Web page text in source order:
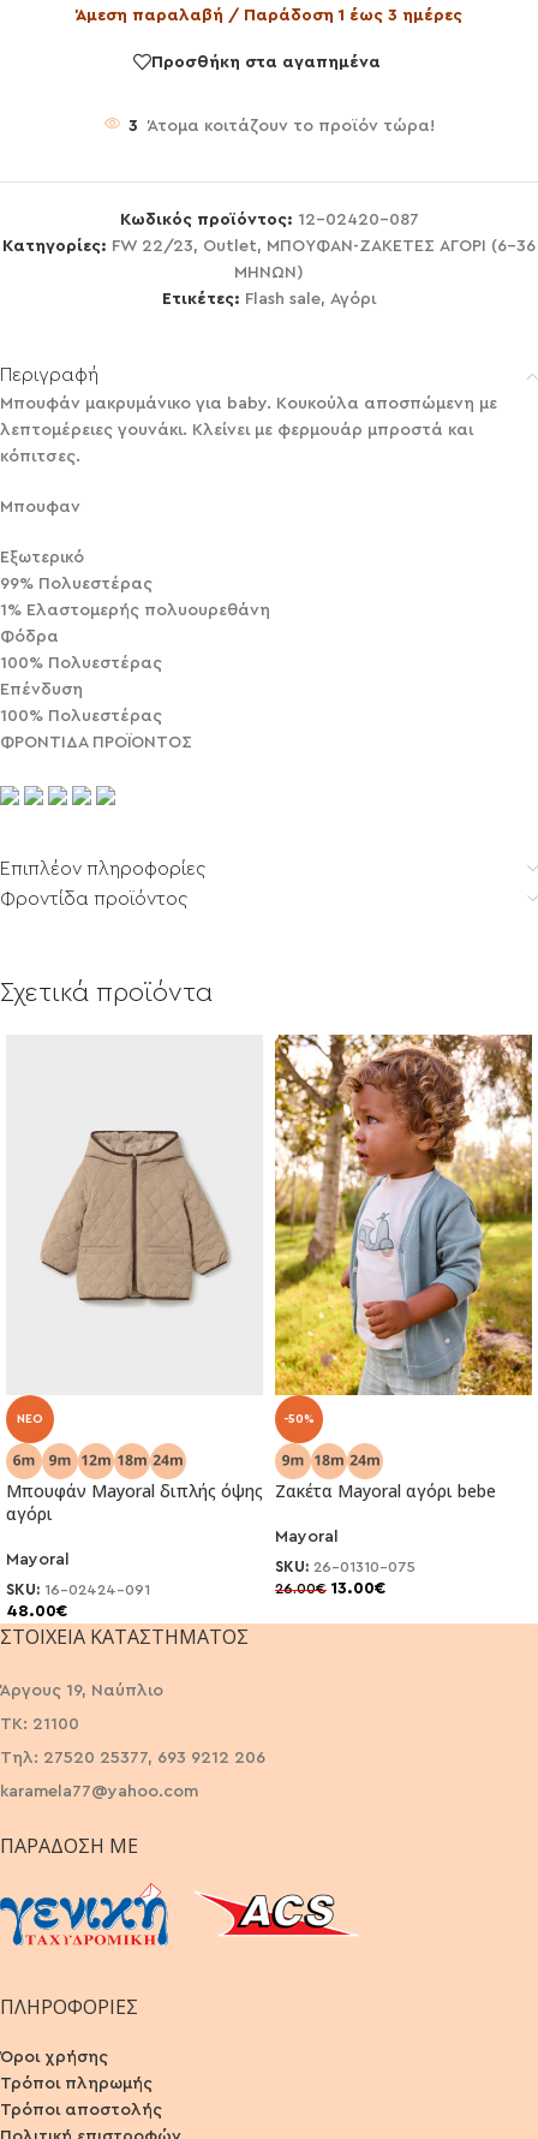
Άμεση παραλαβή / Παράδοση 1 έως 3 ημέρες
Προσθήκη στα αγαπημένα
3 Άτομα κοιτάζουν το προϊόν τώρα!
Κωδικός προϊόντος: 12-02420-087
Κατηγορίες: FW 22/23, Outlet, ΜΠΟΥΦΑΝ-ΖΑΚΕΤΕΣ ΑΓΟΡΙ (6-36
ΜΗΝΩΝ)
Ετικέτες: Flash sale, Αγόρι
Περιγραφή
Μπουφάν μακρυμάνικο για baby. Κουκούλα αποσπώμενη με
λεπτομέρειες γουνάκι. Κλείνει με φερμουάρ μπροστά και
κόπιτσες.
Μπουφαν
Εξωτερικό
99% Πολυεστέρας
1% Ελαστομερής πολυουρεθάνη
Φόδρα
100% Πολυεστέρας
Επένδυση
100% Πολυεστέρας
ΦΡΟΝΤΙΔΑ ΠΡΟΪΟΝΤΟΣ
Επιπλέον πληροφορίες
Φροντίδα προϊόντος
Σχετικά προϊόντα
NEO
Μπουφάν Mayoral διπλής όψης
αγόρι
Mayoral
SKU: 16-02424-091
48.00€
-50%
Ζακέτα Mayoral αγόρι bebe
Mayoral
SKU: 26-01310-075
26.00€ 13.00€
ΣΤΟΙΧΕΊΑ ΚΑΤΑΣΤΉΜΑΤΟΣ
Άργους 19, Ναύπλιο
ΤΚ: 21100
Τηλ: 27520 25377, 693 9212 206
karamela77@yahoo.com
ΠΑΡΆΔΟΣΗ ΜΕ
ΠΛΗΡΟΦΟΡΙΕΣ
Όροι χρήσης
Τρόποι πληρωμής
Τρόποι αποστολής